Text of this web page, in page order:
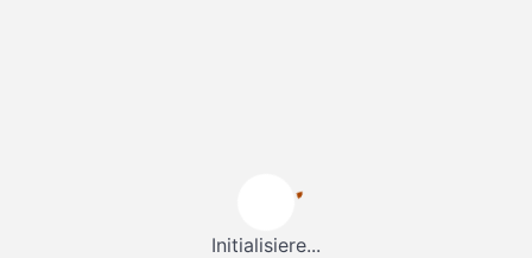
Initialisiere...